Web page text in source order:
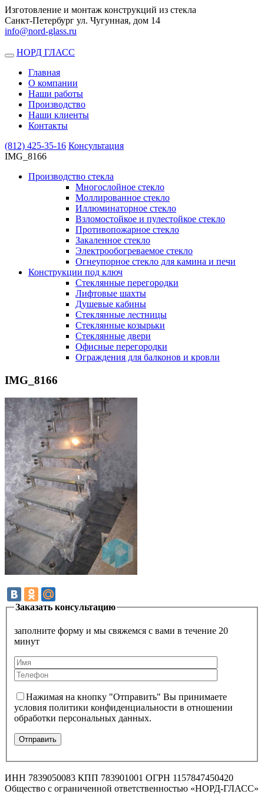
Изготовление и монтаж конструкций из стекла
Санкт-Петербург ул. Чугунная, дом 14
info@nord-glass.ru
Toggle
navigation
НОРД ГЛАСС
Главная
О компании
Наши работы
Производство
Наши клиенты
Контакты
(812) 425-35-16 Консультация
IMG_8166
Производство стекла
Многослойное стекло
Моллированное стекло
Иллюминаторное стекло
Взломостойкое и пулестойкое стекло
Противопожарное стекло
Закаленное стекло
Электрообогреваемое стекло
Огнеупорное стекло для камина и печи
Конструкции под ключ
Стеклянные перегородки
Лифтовые шахты
Душевые кабины
Cтеклянные лестницы
Cтеклянные козырьки
Cтеклянные двери
Офисные перегородки
Ограждения для балконов и кровли
IMG_8166
Заказать консультацию
заполните форму и мы свяжемся с вами в течение 20
минут
Нажимая на кнопку "Отправить" Вы принимаете
условия политики конфиденциальности в отношении
обработки персональных данных.
ИНН 7839050083 КПП 783901001 ОГРН 1157847450420
Общество с ограниченной ответственностью «НОРД-ГЛАСС»